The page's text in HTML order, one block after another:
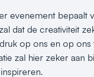
evenement bepaalt
dat de creativiteit
op ons en op
zal hier zeker